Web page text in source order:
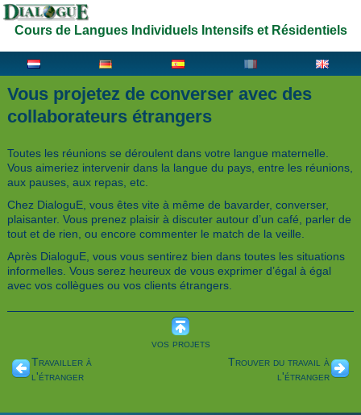
Cours de Langues Individuels Intensifs et Résidentiels
Vous projetez de converser avec des
collaborateurs étrangers
Toutes les réunions se déroulent dans votre langue maternelle.
Vous aimeriez intervenir dans la langue du pays, entre les réunions,
aux pauses, aux repas, etc.
Chez DialoguE, vous êtes vite à même de bavarder, converser,
plaisanter. Vous prenez plaisir à discuter autour d’un café, parler de
tout et de rien, ou encore commenter le match de la veille.
Après DialoguE, vous vous sentirez bien dans toutes les situations
informelles. Vous serez heureux de vous exprimer d’égal à égal
avec vos collègues ou vos clients étrangers.
vos projets
Travailler à
l'étranger
Trouver du travail à
l'étranger